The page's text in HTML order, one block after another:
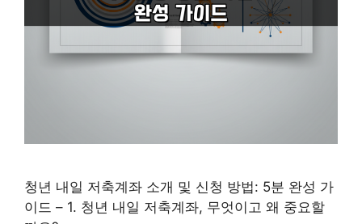
청년 내일 저축계좌 소개 및 신청 방법: 5분 완성 가
이드 – 1. 청년 내일 저축계좌, 무엇이고 왜 중요할